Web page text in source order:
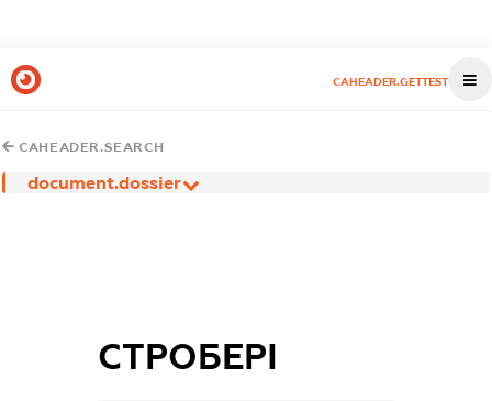
CAHEADER.GETTEST
CAHEADER.SEARCH
document.dossier
СТРОБЕРІ